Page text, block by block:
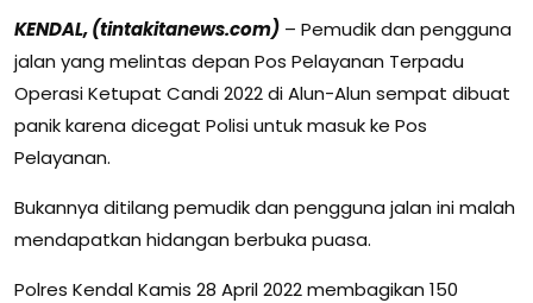
KENDAL, (tintakitanews.com) – Pemudik dan pengguna
jalan yang melintas depan Pos Pelayanan Terpadu
Operasi Ketupat Candi 2022 di Alun-Alun sempat dibuat
panik karena dicegat Polisi untuk masuk ke Pos
Pelayanan.
Bukannya ditilang pemudik dan pengguna jalan ini malah
mendapatkan hidangan berbuka puasa.
Polres Kendal Kamis 28 April 2022 membagikan 150